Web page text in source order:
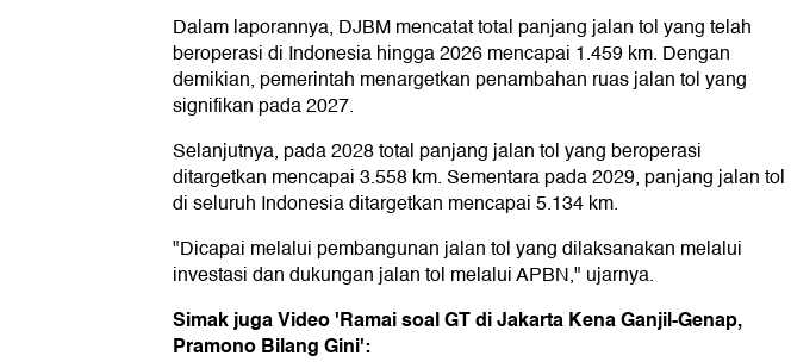
Dalam laporannya, DJBM mencatat total panjang jalan tol yang telah
beroperasi di Indonesia hingga 2026 mencapai 1.459 km. Dengan
demikian, pemerintah menargetkan penambahan ruas jalan tol yang
signifikan pada 2027.
Selanjutnya, pada 2028 total panjang jalan tol yang beroperasi
ditargetkan mencapai 3.558 km. Sementara pada 2029, panjang jalan tol
di seluruh Indonesia ditargetkan mencapai 5.134 km.
"Dicapai melalui pembangunan jalan tol yang dilaksanakan melalui
investasi dan dukungan jalan tol melalui APBN," ujarnya.
Simak juga Video 'Ramai soal GT di Jakarta Kena Ganjil-Genap,
Pramono Bilang Gini':